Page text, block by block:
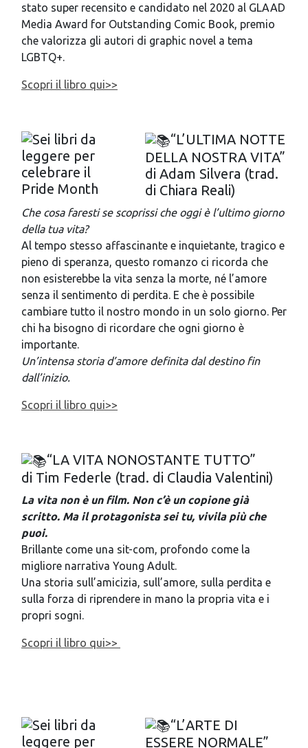
stato super recensito e candidato nel 2020 al GLAAD
Media Award for Outstanding Comic Book, premio
che valorizza gli autori di graphic novel a tema
LGBTQ+.
Scopri il libro qui>>
“L’ULTIMA NOTTE
DELLA NOSTRA VITA”
di Adam Silvera (trad.
di Chiara Reali)
Che cosa faresti se scoprissi che oggi è l’ultimo giorno
della tua vita?
Al tempo stesso affascinante e inquietante, tragico e
pieno di speranza, questo romanzo ci ricorda che
non esisterebbe la vita senza la morte, né l’amore
senza il sentimento di perdita. E che è possibile
cambiare tutto il nostro mondo in un solo giorno. Per
chi ha bisogno di ricordare che ogni giorno è
importante.
Un’intensa storia d’amore definita dal destino fin
dall’inizio.
Scopri il libro qui>>
“LA VITA NONOSTANTE TUTTO”
di Tim Federle (trad. di Claudia Valentini)
La vita non è un film. Non c’è un copione già
scritto. Ma il protagonista sei tu, vivila più che
puoi.
Brillante come una sit-com, profondo come la
migliore narrativa Young Adult.
Una storia sull’amicizia, sull’amore, sulla perdita e
sulla forza di riprendere in mano la propria vita e i
propri sogni.
Scopri il libro qui>>
“L’ARTE DI
ESSERE NORMALE”